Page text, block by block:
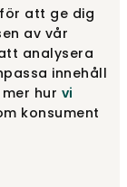
att ge dig
av vår
analysera
innehåll
hur vi
konsument
6 655 kr